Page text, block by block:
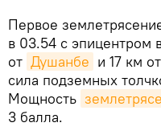
Первое
в 03.54 с эпицентром
от Душанбе и 17 км
сила подземных
Мощность
3 балла.